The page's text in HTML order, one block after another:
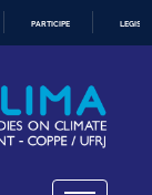
PARTICIPE